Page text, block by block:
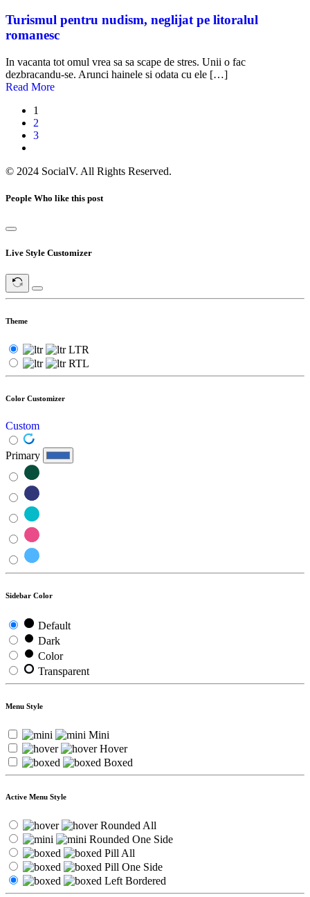
Turismul pentru nudism, neglijat pe litoralul
romanesc
In vacanta tot omul vrea sa sa scape de stres. Unii o fac
dezbracandu-se. Arunci hainele si odata cu ele […]
Read More
1
2
3
© 2024 SocialV. All Rights Reserved.
People Who like this post
Live Style Customizer
Theme
LTR
RTL
Color Customizer
Custom
Primary
Sidebar Color
Default
Dark
Color
Transparent
Menu Style
Mini
Hover
Boxed
Active Menu Style
Rounded All
Rounded One Side
Pill All
Pill One Side
Left Bordered